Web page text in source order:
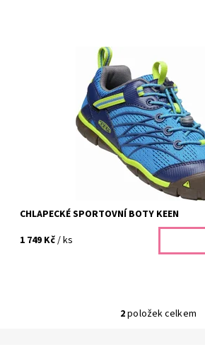
Vyberte dětské boty KEEN do školy i na
pro dívky i chlapce. Na prodejně
Břežanech u Prahy dětem...
Skladem
343/38
Keen
2 roky
CHLAPECKÉ SPORTOVNÍ BOTY KEEN
1 749 Kč/ ks
2položek celkem